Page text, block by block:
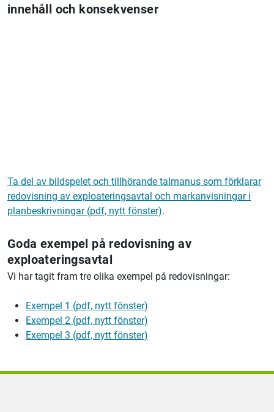
innehåll och konsekvenser
Ta del av bildspelet och tillhörande talmanus som förklarar
redovisning av exploateringsavtal och markanvisningar i
planbeskrivningar (pdf, nytt fönster).
Goda exempel på redovisning av
exploateringsavtal
Vi har tagit fram tre olika exempel på redovisningar:
Exempel 1 (pdf, nytt fönster)
Exempel 2 (pdf, nytt fönster)
Exempel 3 (pdf, nytt fönster)